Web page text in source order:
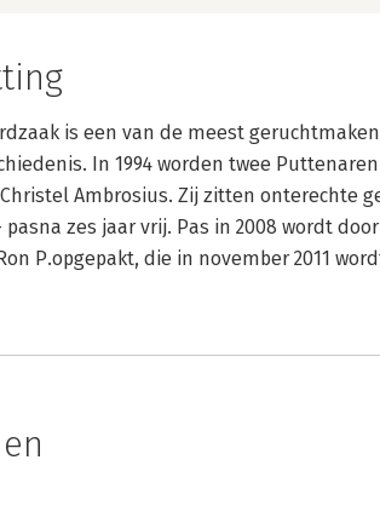
is een van de meest
In 1994 worden twee
Ambrosius. Zij zitten onterechte
zes jaar vrij. Pas in 2008 wordt
P.opgepakt, die in november 2011